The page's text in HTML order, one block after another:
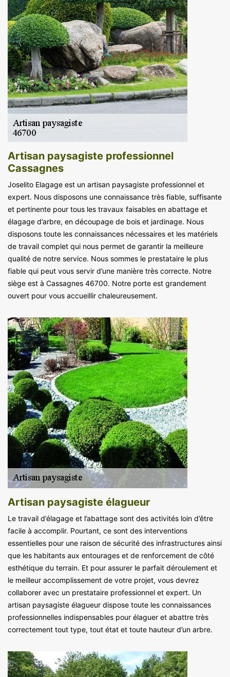
Artisan paysagiste professionnel
Cassagnes
Joselito Elagage est un artisan paysagiste professionnel et
expert. Nous disposons une connaissance très fiable, suffisante
et pertinente pour tous les travaux faisables en abattage et
élagage d’arbre, en découpage de bois et jardinage. Nous
disposons toute les connaissances nécessaires et les matériels
de travail complet qui nous permet de garantir la meilleure
qualité de notre service. Nous sommes le prestataire le plus
fiable qui peut vous servir d’une manière très correcte. Notre
siège est à Cassagnes 46700. Notre porte est grandement
ouvert pour vous accueillir chaleureusement.
Artisan paysagiste élagueur
Le travail d’élagage et l’abattage sont des activités loin d’être
facile à accomplir. Pourtant, ce sont des interventions
essentielles pour une raison de sécurité des infrastructures ainsi
que les habitants aux entourages et de renforcement de côté
esthétique du terrain. Et pour assurer le parfait déroulement et
le meilleur accomplissement de votre projet, vous devrez
collaborer avec un prestataire professionnel et expert. Un
artisan paysagiste élagueur dispose toute les connaissances
professionnelles indispensables pour élaguer et abattre très
correctement tout type, tout état et toute hauteur d’un arbre.